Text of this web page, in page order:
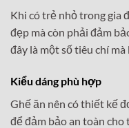
Khi có trẻ nhỏ trong gia
đẹp mà còn phải đảm
đây là một số tiêu chí
Kiểu dáng phù hợp
Ghế ăn nên có thiết kế
để đảm bảo an toàn cho